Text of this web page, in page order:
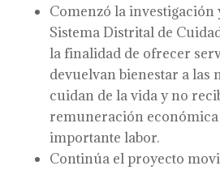
Comenzó la investigación
Sistema Distrital de
la finalidad de ofrecer
devuelvan bienestar a las
cuidan de la vida y no
remuneración económica
importante labor.
Continúa el proyecto